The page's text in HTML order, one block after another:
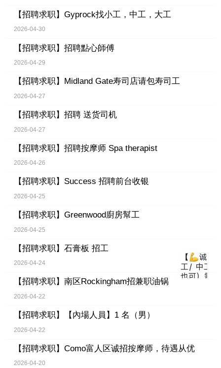
【招聘求职】 Gyprock找小工，中工，大工
2026-04-30
【招聘求职】 招聘點心師傅
2026-04-29
【招聘求职】 Midland Gate寿司店请包寿司工
2026-04-27
【招聘求职】 招聘 送货司机
2026-04-27
【招聘求职】 招聘按摩师 Spa therapist
2026-04-26
【招聘求职】 Success 招聘前台收银
2026-04-25
【招聘求职】 Greenwood廚房幫工
2026-04-25
【招聘求职】 石膏板 招工
2026-04-24
【招聘求职】 南区Rockingham招兼职油锅
2026-04-22
【招聘求职】 【內場人員】1 名（男）
2026-04-22
【招聘求职】 Como富人区诚招按摩师，待遇从优
2026-04-20